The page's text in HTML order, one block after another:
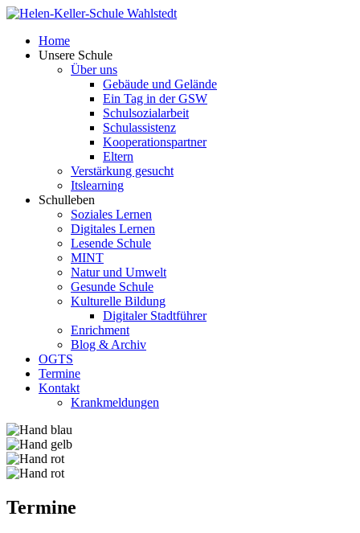
Home
Unsere Schule
Über uns
Gebäude und Gelände
Ein Tag in der GSW
Schulsozialarbeit
Schulassistenz
Kooperationspartner
Eltern
Verstärkung gesucht
Itslearning
Schulleben
Soziales Lernen
Digitales Lernen
Lesende Schule
MINT
Natur und Umwelt
Gesunde Schule
Kulturelle Bildung
Digitaler Stadtführer
Enrichment
Blog & Archiv
OGTS
Termine
Kontakt
Krankmeldungen
Termine